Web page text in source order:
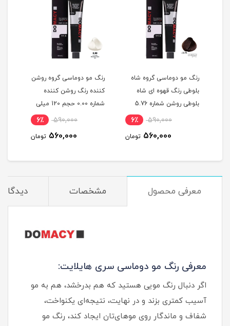
رنگ مو دوماسی گروه شاه
بلوطی رنگ قهوه ای شاه
بلوطی روشن شماره 5.76
590,000 6٪
560,000 تومان
رنگ مو دوماسی گروه روشن
کننده رنگ روشن کننده
شماره 0.00 حجم 120 میلی
590,000 6٪
560,000 تومان
معرفی محصول مشخصات
معرفی رنگ مو دوماسی سری هایلایت:
اگر دنبال رنگ مویی هستید که هم بدرخشد، هم به مو
آسیب کمتری بزند و در نهایت، نتیجه‌ای یکنواخت،
شفاف و ماندگار روی موهای‌تان ایجاد کند، رنگ مو